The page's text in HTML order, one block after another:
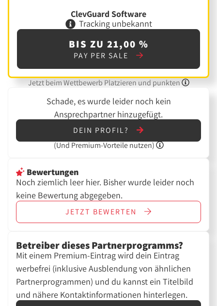
ClevGuard Software
Tracking unbekannt
BIS ZU 21,00 %
PAY PER SALE
Jetzt beim Wettbewerb Platzieren und punkten
Schade, es wurde leider noch kein
Ansprechpartner hinzugefügt.
DEIN PROFIL?
(UndPremium-Vorteile nutzen)
Bewertungen
Noch ziemlich leer hier. Bisher wurde leider noch
keine Bewertung abgegeben.
JETZT BEWERTEN
Betreiber dieses Partnerprogramms?
Mit einem Premium-Eintrag wird dein Eintrag
werbefrei (inklusive Ausblendung von ähnlichen
Partnerprogrammen) und du kannst ein Titelbild
und nähere Kontaktinformationen hinterlegen.